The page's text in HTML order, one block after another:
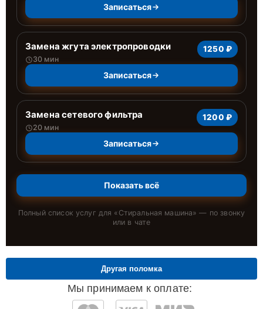
Записаться
Замена жгута электропроводки
30 мин
1250 ₽
Записаться
Замена сетевого фильтра
20 мин
1200 ₽
Записаться
Показать всё
Полный список услуг для « Стиральная машина» — по звонку
или в чате
Мы принимаем к оплате:
Другая поломка